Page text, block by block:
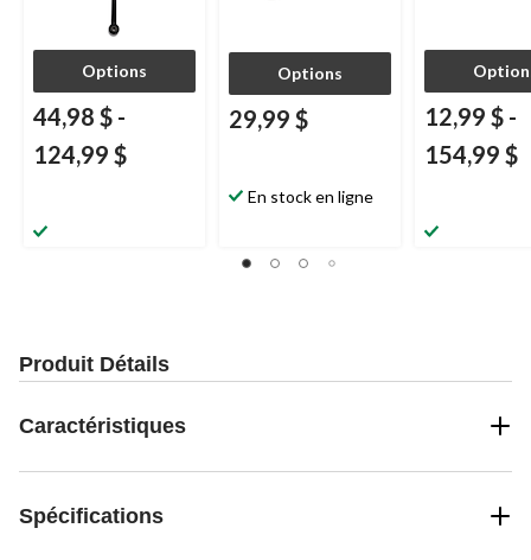
Options
44,98 $ -
124,99 $
Options
29,99 $
En stock en ligne
12,99 $ -
154,99 $
Produit Détails
Caractéristiques
Spécifications